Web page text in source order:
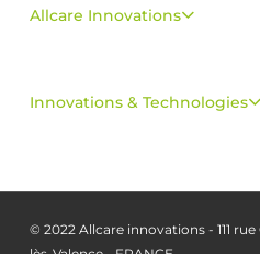
Allcare Innovations
Innovations & Technologies
© 2022 Allcare innovations - 111